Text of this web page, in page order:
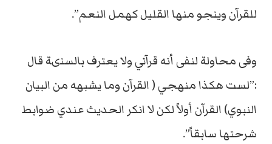
للقرآن وينجو منها القليل كهمل النعم”.
وفى محاولة لنفى أنه قرآني ولا يعترف بالسنىة قال
:”لست هكذا منهجي ( القرآن وما يشبهه من البيان
النبوي) القرآن أولاً لكن لا انكر الحديث عندي ضوابط
شرحتها سابقاً”.